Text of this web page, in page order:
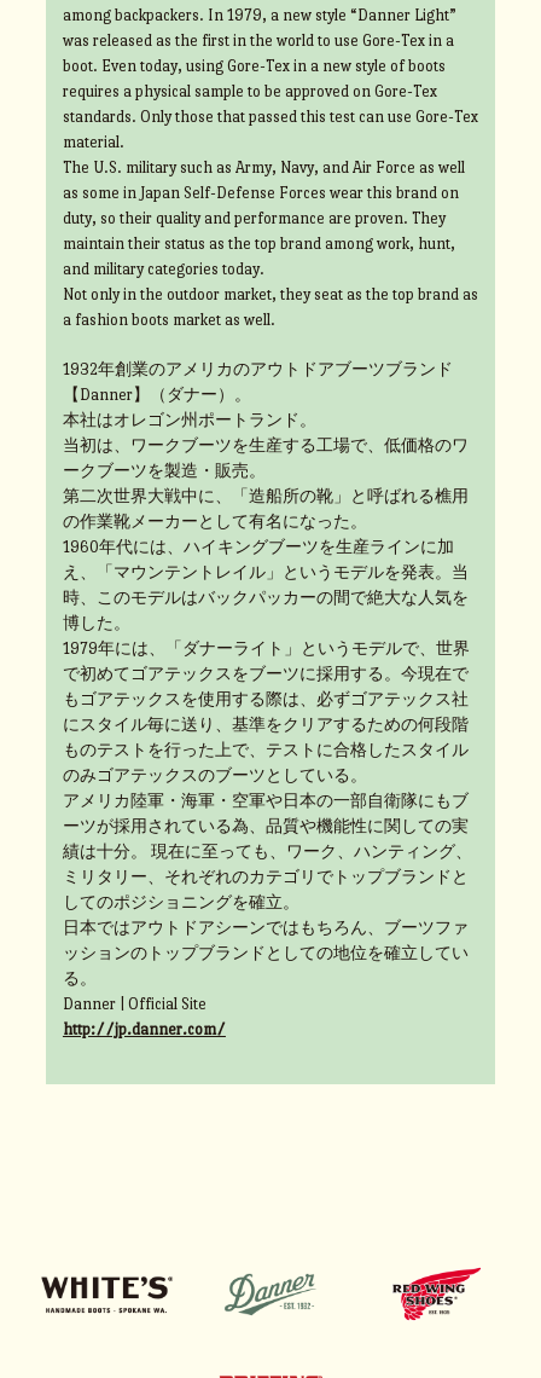
among backpackers. In 1979, a new style “Danner Light”
was released as the first in the world to use Gore-Tex in a
boot. Even today, using Gore-Tex in a new style of boots
requires a physical sample to be approved on Gore-Tex
standards. Only those that passed this test can use Gore-Tex
material.
The U.S. military such as Army, Navy, and Air Force as well
as some in Japan Self-Defense Forces wear this brand on
duty, so their quality and performance are proven. They
maintain their status as the top brand among work, hunt,
and military categories today.
Not only in the outdoor market, they seat as the top brand as
a fashion boots market as well.
1932年創業のアメリカのアウトドアブーツブランド
【Danner】（ダナー）。
本社はオレゴン州ポートランド。
当初は、ワークブーツを生産する工場で、低価格のワ
ークブーツを製造・販売。
第二次世界大戦中に、「造船所の靴」と呼ばれる樵用
の作業靴メーカーとして有名になった。
1960年代には、ハイキングブーツを生産ラインに加
え、「マウンテントレイル」というモデルを発表。当
時、このモデルはバックパッカーの間で絶大な人気を
博した。
1979年には、「ダナーライト」というモデルで、世界
で初めてゴアテックスをブーツに採用する。今現在で
もゴアテックスを使用する際は、必ずゴアテックス社
にスタイル毎に送り、基準をクリアするための何段階
ものテストを行った上で、テストに合格したスタイル
のみゴアテックスのブーツとしている。
アメリカ陸軍・海軍・空軍や日本の一部自衛隊にもブ
ーツが採用されている為、品質や機能性に関しての実
績は十分。 現在に至っても、ワーク、ハンティング、
ミリタリー、それぞれのカテゴリでトップブランドと
してのポジショニングを確立。
日本ではアウトドアシーンではもちろん、ブーツファ
ッションのトップブランドとしての地位を確立してい
る。
Danner | Official Site
http://jp.danner.com/